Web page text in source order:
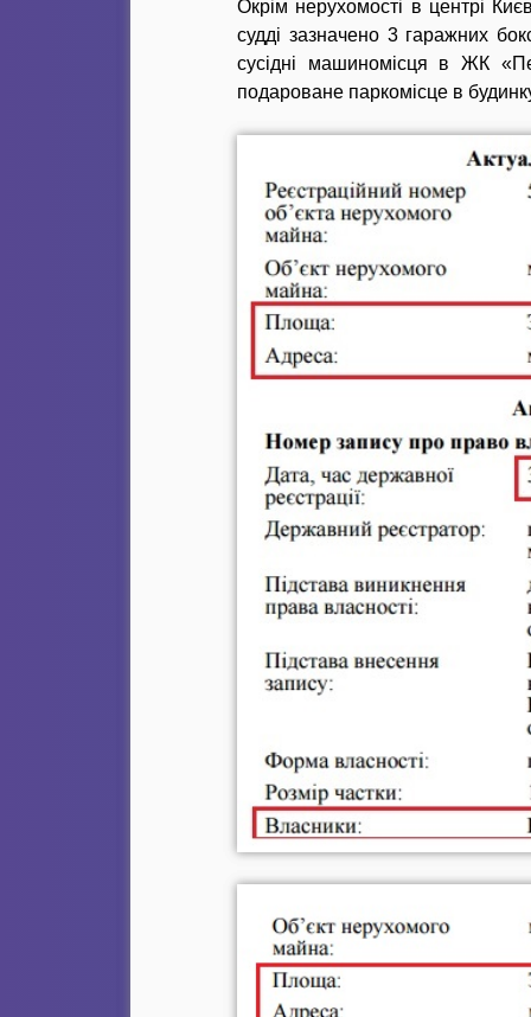
Окрім нерухомості в центрі
судді зазначено 3 гаражних
сусідні машиномісця в ЖК
подароване паркомісце в